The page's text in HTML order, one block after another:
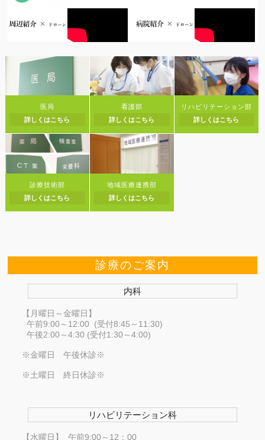
医局
詳しくはこちら
看護部
詳しくはこちら
リハビリテーション部
詳しくはこちら
診療技術部
詳しくはこちら
地域医療連携部
詳しくはこちら
診療のご案内
内科
【月曜日～金曜日】
午前9:00～12:00 (受付8:45～11:30)
午後2:00～4:30 (受付1:30～4:00)
※金曜日 午後休診※
※土曜日 終日休診※
リハビリテーション科
【水曜日】 午前9:00～12：00